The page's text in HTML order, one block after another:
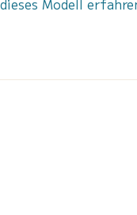
Modell